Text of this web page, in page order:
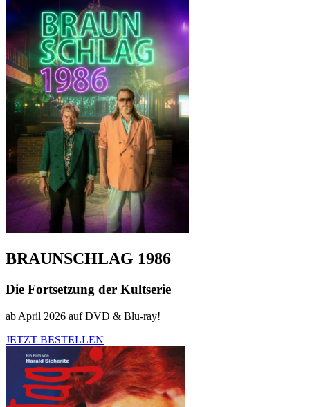
BRAUNSCHLAG 1986
Die Fortsetzung der Kultserie
ab April 2026 auf DVD & Blu-ray!
JETZT BESTELLEN